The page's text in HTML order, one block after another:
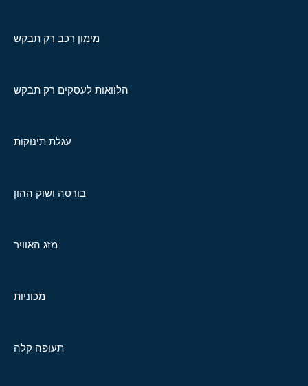
מימון רכב רק תבקש
הלוואות לעסקים רק תבקש
עגלת תינוקות
בורסה ושוק ההון
מזג האוויר
מכוניות
תעופה קלה